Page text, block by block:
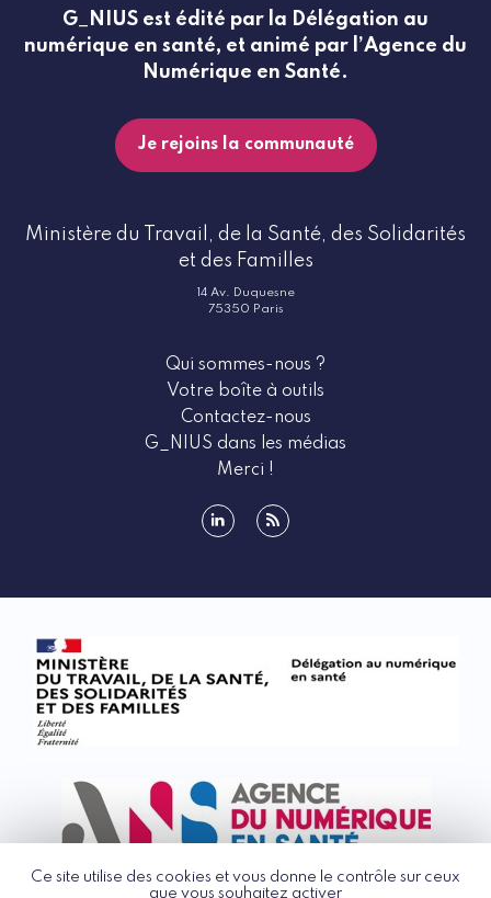
Ce site utilise des cookies et vous donne le contrôle sur ceux
que vous souhaitez activer
G_NIUS est édité par la Délégation au
numérique en santé, et animé par l’Agence du
Numérique en Santé.
Je rejoins la communauté
Ministère du Travail, de la Santé, des Solidarités
et des Familles
14 Av. Duquesne
75350 Paris
Qui sommes-nous ?
Votre boîte à outils
Contactez-nous
G_NIUS dans les médias
Merci !